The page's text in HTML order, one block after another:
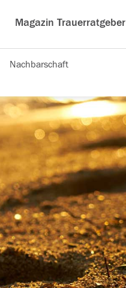
Magazin Trauerratgeber
Nachbarschaft